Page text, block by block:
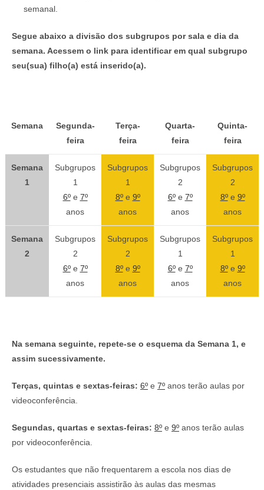
semanal.
Segue abaixo a divisão dos subgrupos por sala e dia da
semana. Acessem o link para identificar em qual subgrupo
seu(sua) filho(a) está inserido(a).
Semana
Segunda-
feira
Terça-
feira
Quarta-
feira
Quinta-
feira
Semana
1
Subgrupos
1
6ºe 7º
anos
Subgrupos
1
8ºe 9º
anos
Subgrupos
2
6ºe 7º
anos
Subgrupos
2
8ºe 9º
anos
Semana
2
Subgrupos
2
6ºe 7º
anos
Subgrupos
2
8ºe 9º
anos
Subgrupos
1
6ºe 7º
anos
Subgrupos
1
8ºe 9º
anos
Na semana seguinte, repete-se o esquema da Semana 1, e
assim sucessivamente.
Terças, quintas e sextas-feiras: 6º e 7º anos terão aulas por
videoconferência.
Segundas, quartas e sextas-feiras: 8º e 9º anos terão aulas
por videoconferência.
Os estudantes que não frequentarem a escola nos dias de
atividades presenciais assistirão às aulas das mesmas